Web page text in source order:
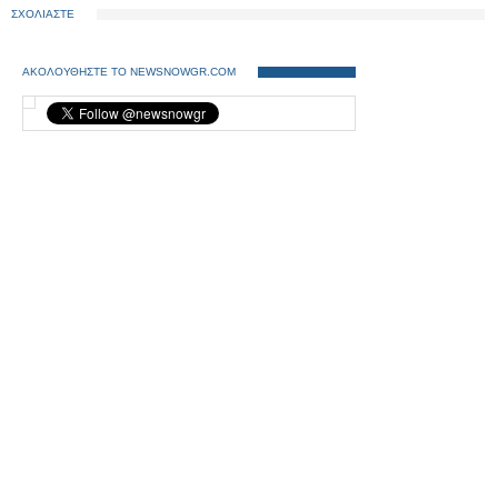
ΣΧΟΛΙΑΣΤΕ
ΑΚΟΛΟΥΘΗΣΤΕ ΤΟ NEWSNOWGR.COM